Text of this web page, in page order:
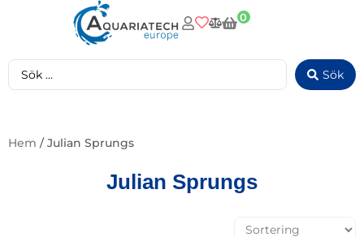
0
Sök
Hem / Julian Sprungs
Julian Sprungs